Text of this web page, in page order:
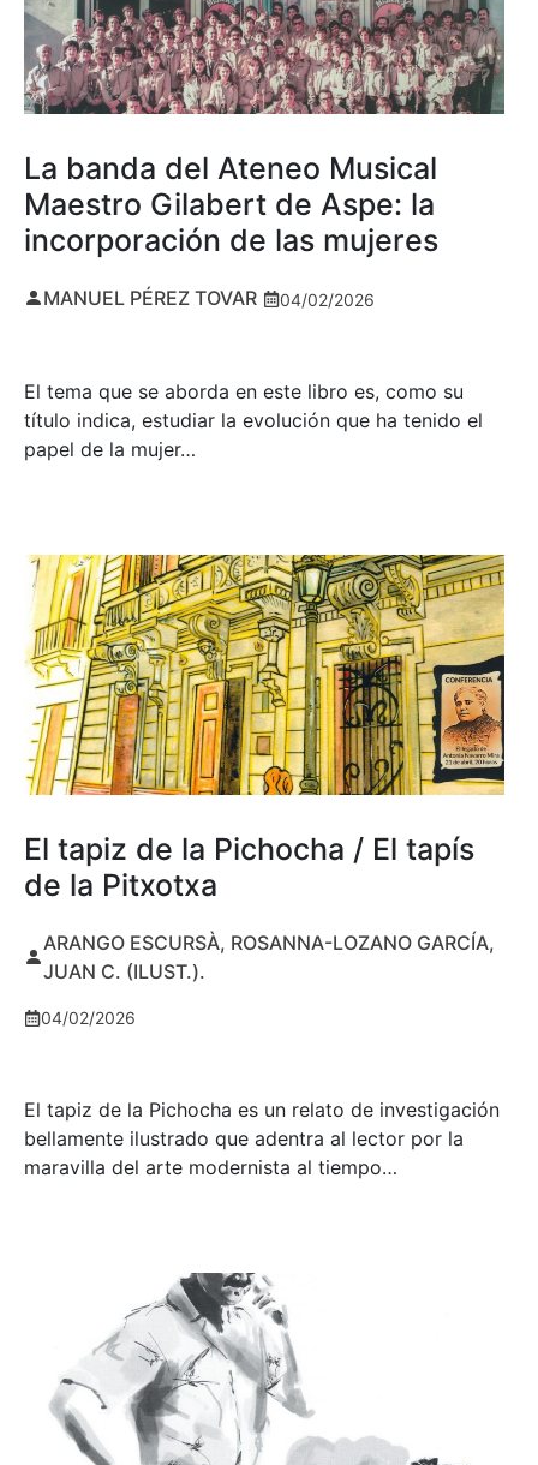
La banda del Ateneo Musical
Maestro Gilabert de Aspe: la
incorporación de las mujeres
MANUEL PÉREZ TOVAR 04/02/2026
El tema que se aborda en este libro es, como su
título indica, estudiar la evolución que ha tenido el
papel de la mujer…
El tapiz de la Pichocha / El tapís
de la Pitxotxa
ARANGO ESCURSÀ, ROSANNA-LOZANO GARCÍA,
JUAN C. (ILUST.).
04/02/2026
El tapiz de la Pichocha es un relato de investigación
bellamente ilustrado que adentra al lector por la
maravilla del arte modernista al tiempo…